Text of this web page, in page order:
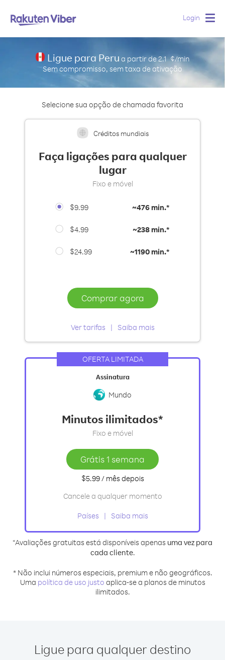
Login
Ligue para Peru a partir de2.1 ¢/min
Sem compromisso, sem taxa de ativação
Selecione sua opção de chamada favorita
Créditos mundiais
Faça ligações para qualquer
lugar
Fixo e móvel
$9.99 ~476 min.*
$4.99 ~238 min.*
$24.99 ~1190 min.*
Comprar agora
Ver tarifas Saiba mais
OFERTA LIMITADA
Assinatura
Mundo
Minutos ilimitados*
Fixo e móvel
Grátis 1 semana
$5.99/ mêsdepois
Cancele a qualquer momento
Países Saiba mais
“Avaliações gratuitas está disponíveis apenas uma vez para
cada cliente.
* Não inclui números especiais, premium e não geográficos.
Uma política de uso justo aplica-se a planos de minutos
ilimitados.
Ligue para qualquer destino